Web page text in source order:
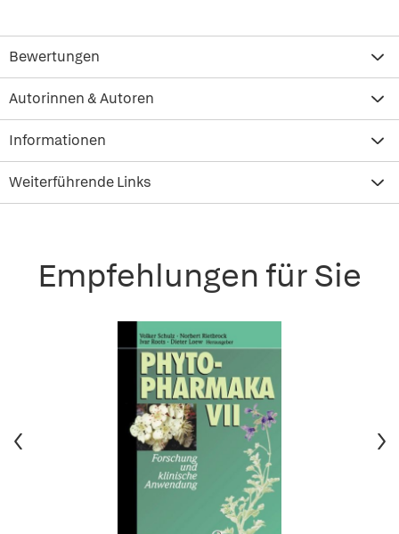
Bewertungen
Autorinnen & Autoren
Informationen
Weiterführende Links
Empfehlungen für Sie